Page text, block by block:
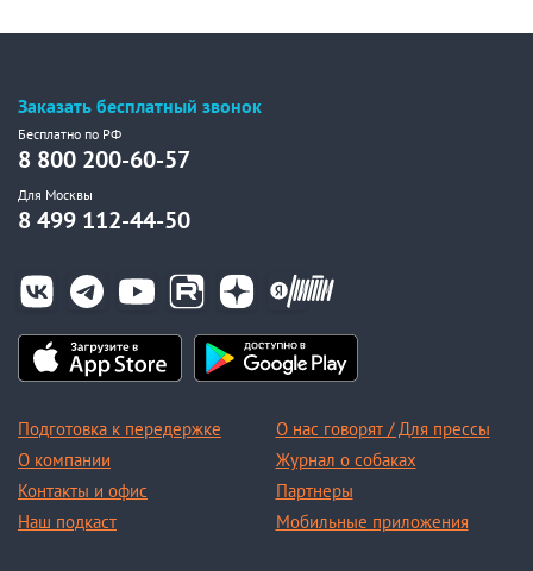
Заказать бесплатный звонок
Бесплатно по РФ
8 800 200-60-57
Для Москвы
8 499 112-44-50
Подготовка к передержке
О компании
Контакты и офис
Наш подкаст
О нас говорят / Для прессы
Журнал о собаках
Партнеры
Мобильные приложения